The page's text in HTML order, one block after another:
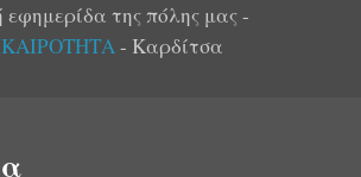
εφημερίδα της πόλης μας -
- Καρδίτσα